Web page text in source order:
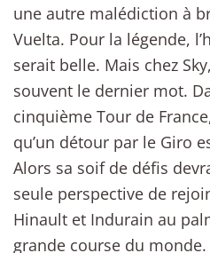
une autre malédiction à
Vuelta. Pour la légende,
serait belle. Mais chez
souvent le dernier mot.
cinquième Tour de
qu’un détour par le Giro
Alors sa soif de défis
seule perspective de
Hinault et Indurain au
grande course du